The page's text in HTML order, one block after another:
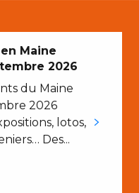
Maine
2026
du Maine
2026
lotos,
Des...